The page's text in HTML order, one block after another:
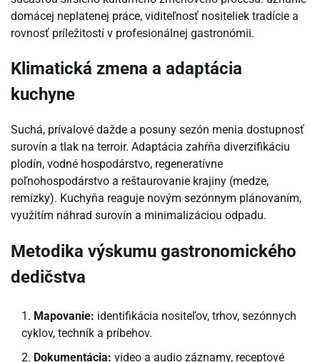
domácej neplatenej práce, viditeľnosť nositeliek tradície a
rovnosť príležitostí v profesionálnej gastronómii.
Klimatická zmena a adaptácia
kuchyne
Suchá, prívalové dažde a posuny sezón menia dostupnosť
surovín a tlak na terroir. Adaptácia zahŕňa diverzifikáciu
plodín, vodné hospodárstvo, regeneratívne
poľnohospodárstvo a reštaurovanie krajiny (medze,
remízky). Kuchyňa reaguje novým sezónnym plánovaním,
využitím náhrad surovín a minimalizáciou odpadu.
Metodika výskumu gastronomického
dedičstva
Mapovanie: identifikácia nositeľov, trhov, sezónnych
cyklov, techník a príbehov.
Dokumentácia: video a audio záznamy, receptové